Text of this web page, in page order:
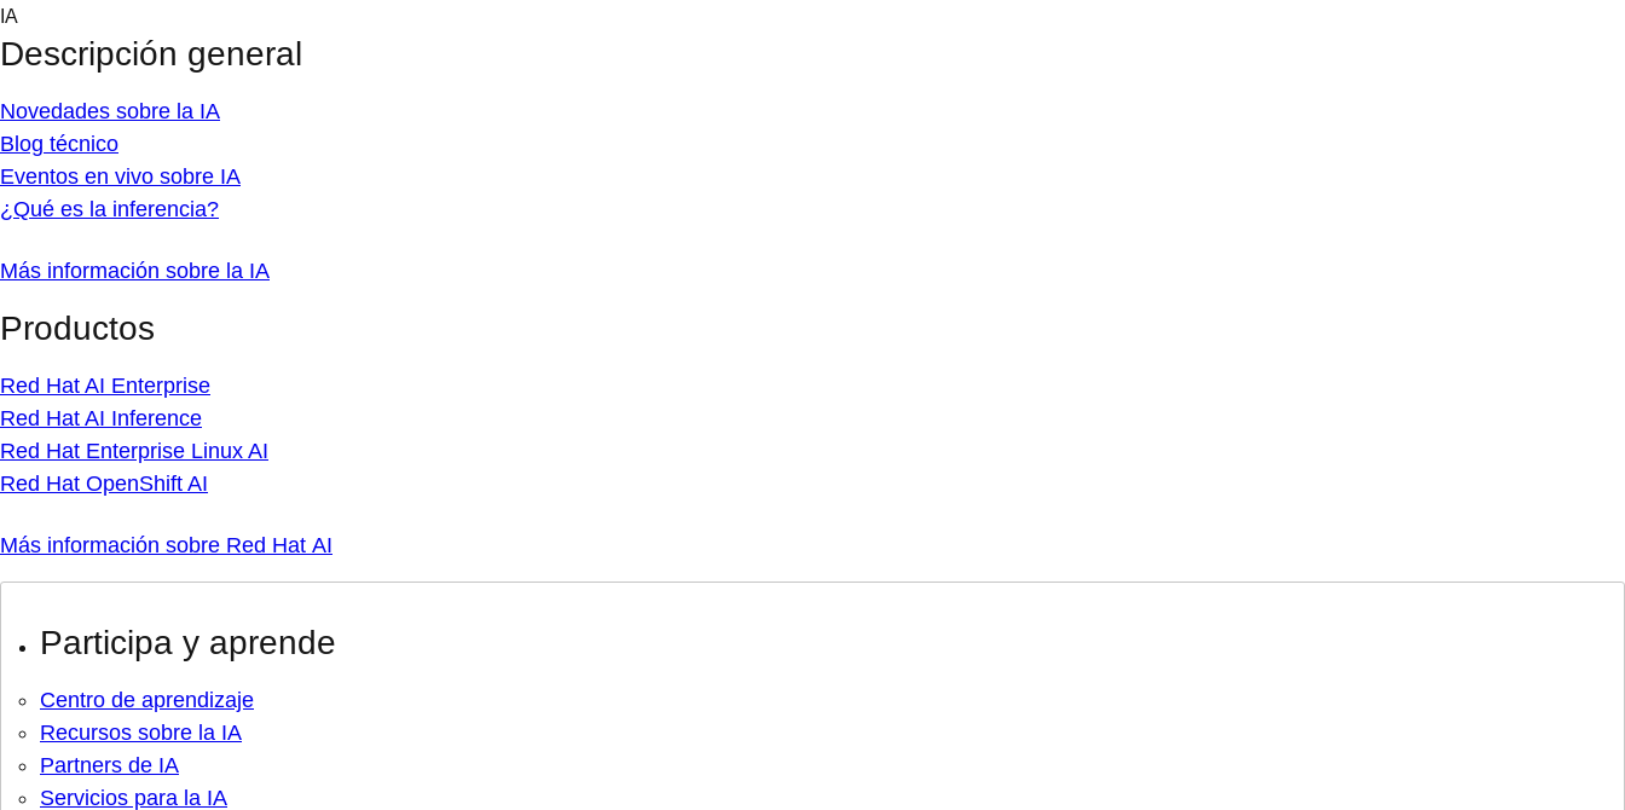
Skip
content
IA
Descripción general
Novedades sobre la IA
Blog técnico
Eventos en vivo sobre IA
¿Qué es la inferencia?
Más información sobre la IA
Productos
Red Hat AI Enterprise
Red Hat AI Inference
Red Hat Enterprise Linux AI
Red Hat OpenShift AI
Más información sobre Red Hat AI
Participa y aprende
Centro de aprendizaje
Recursos sobre la IA
Partners de IA
Servicios para la IA